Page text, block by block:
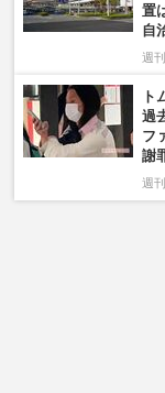
置
自
週
ト
過
フ
謝
週